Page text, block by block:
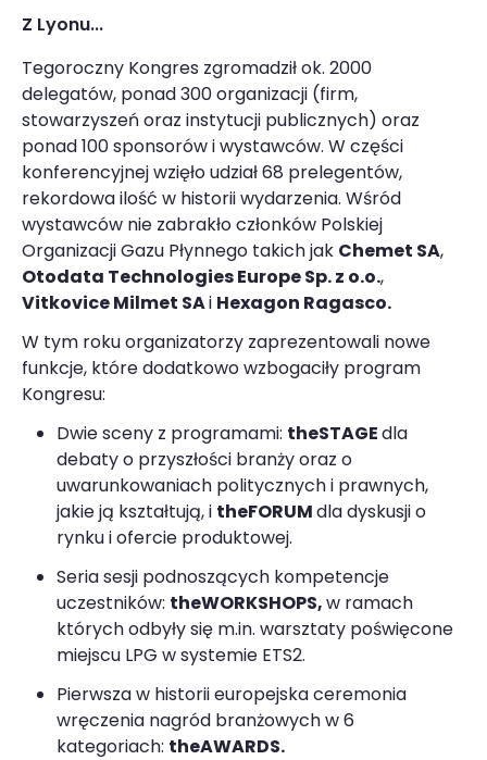
Z Lyonu...
Tegoroczny Kongres zgromadził ok. 2000
delegatów, ponad 300 organizacji (firm,
stowarzyszeń oraz instytucji publicznych) oraz
ponad 100 sponsorów i wystawców. W części
konferencyjnej wzięło udział 68 prelegentów,
rekordowa ilość w historii wydarzenia. Wśród
wystawców nie zabrakło członków Polskiej
Organizacji Gazu Płynnego takich jak Chemet SA,
Otodata Technologies Europe Sp. z o.o.,
Vitkovice Milmet SAi Hexagon Ragasco.
W tym roku organizatorzy zaprezentowali nowe
funkcje, które dodatkowo wzbogaciły program
Kongresu:
Dwie sceny z programami: theSTAGEdla
debaty o przyszłości branży oraz o
uwarunkowaniach politycznych i prawnych,
jakie ją kształtują, i theFORUMdla dyskusji o
rynku i ofercie produktowej.
Seria sesji podnoszących kompetencje
uczestników: theWORKSHOPS,w ramach
których odbyły się m.in. warsztaty poświęcone
miejscu LPG w systemie ETS2.
Pierwsza w historii europejska ceremonia
wręczenia nagród branżowych w 6
kategoriach: theAWARDS.